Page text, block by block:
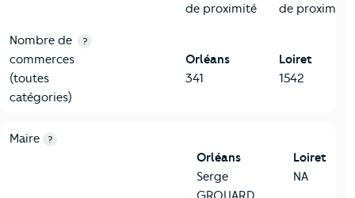
de proximité
de proximité
Nombre de
commerces
(toutes
catégories)
?
Orléans
341
Loiret
1542
6-Politique
Critères
Maire ?
Orléans
Serge
Loiret
NA